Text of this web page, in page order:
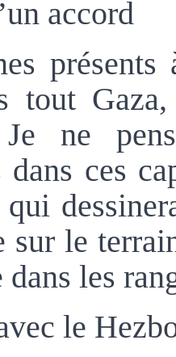
accord
tout
Je ne
dans ces
sur le
dans les
le